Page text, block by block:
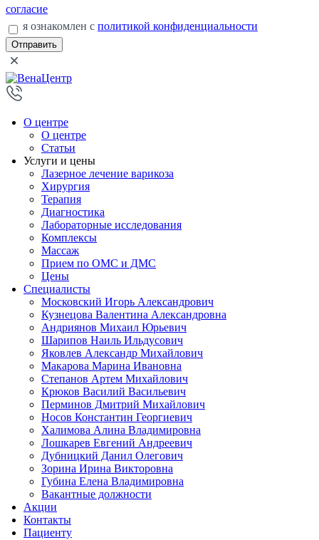
согласие
я ознакомлен с политикой конфиденциальности
Отправить
О центре
О центре
Статьи
Услуги и цены
Лазерное лечение варикоза
Хирургия
Терапия
Диагностика
Лабораторные исследования
Комплексы
Массаж
Прием по ОМС и ДМС
Цены
Специалисты
Московский Игорь Александрович
Кузнецова Валентина Александровна
Андриянов Михаил Юрьевич
Шарипов Наиль Ильдусович
Яковлев Александр Михайлович
Макарова Марина Ивановна
Степанов Артем Михайлович
Крюков Василий Васильевич
Перминов Дмитрий Михайлович
Носов Константин Георгиевич
Халимова Алина Владимировна
Лошкарев Евгений Андреевич
Дубницкий Данил Олегович
Зорина Ирина Викторовна
Губина Елена Владимировна
Вакантные должности
Акции
Контакты
Пациенту